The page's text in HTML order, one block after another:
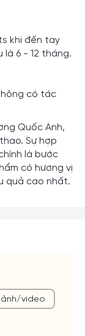
khi đến tay
là 6 - 12 tháng.
có tác
Quốc Anh,
Sự hợp
là bước
có hương vị
quả cao nhất.
ảnh/video